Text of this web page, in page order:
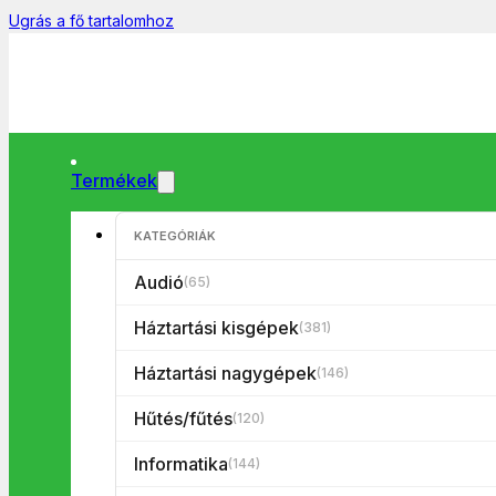
Ugrás a fő tartalomhoz
Termékek
KATEGÓRIÁK
Audió(65)
Háztartási kisgépek(381)
Háztartási nagygépek(146)
Hűtés/fűtés(120)
Informatika(144)